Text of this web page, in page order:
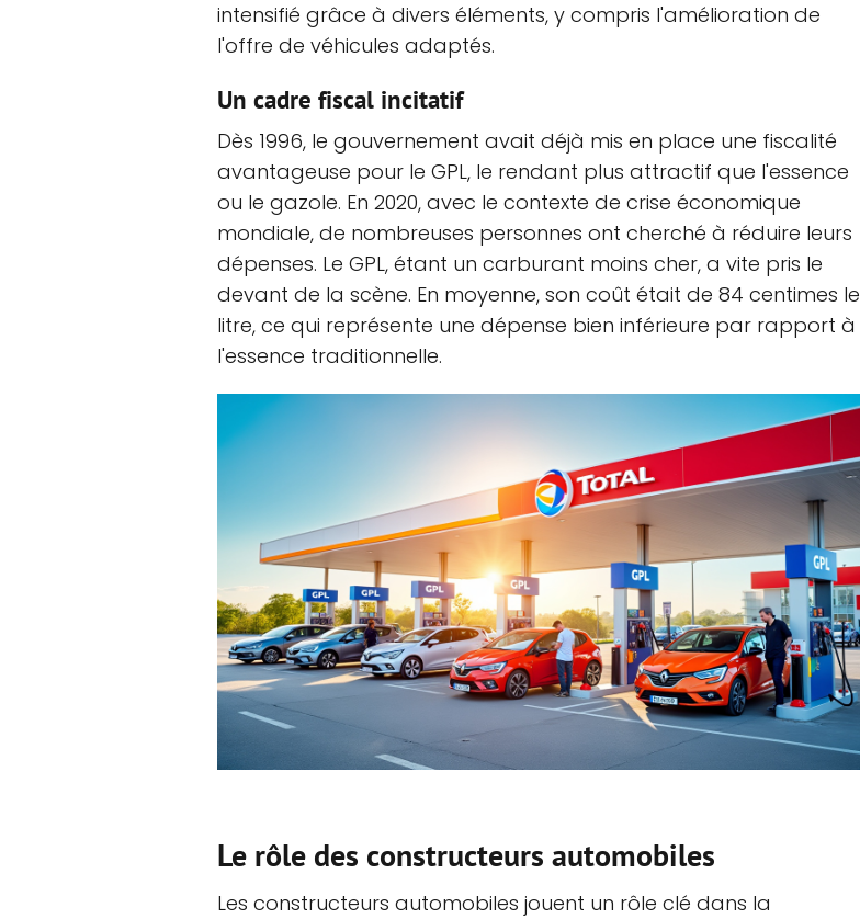
intensifié grâce à divers éléments, y compris l'amélioration de
l'offre de véhicules adaptés.
Un cadre fiscal incitatif
Dès 1996, le gouvernement avait déjà mis en place une fiscalité
avantageuse pour le GPL, le rendant plus attractif que l'essence
ou le gazole. En 2020, avec le contexte de crise économique
mondiale, de nombreuses personnes ont cherché à réduire leurs
dépenses. Le GPL, étant un carburant moins cher, a vite pris le
devant de la scène. En moyenne, son coût était de 84 centimes le
litre, ce qui représente une dépense bien inférieure par rapport à
l'essence traditionnelle.
Le rôle des constructeurs automobiles
Les constructeurs automobiles jouent un rôle clé dans la